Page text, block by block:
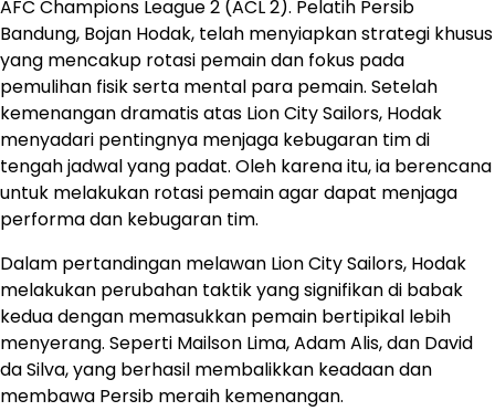
AFC Champions League 2 (ACL 2). Pelatih Persib
Bandung, Bojan Hodak, telah menyiapkan strategi khusus
yang mencakup rotasi pemain dan fokus pada
pemulihan fisik serta mental para pemain. Setelah
kemenangan dramatis atas Lion City Sailors, Hodak
menyadari pentingnya menjaga kebugaran tim di
tengah jadwal yang padat. Oleh karena itu, ia berencana
untuk melakukan rotasi pemain agar dapat menjaga
performa dan kebugaran tim.
Dalam pertandingan melawan Lion City Sailors, Hodak
melakukan perubahan taktik yang signifikan di babak
kedua dengan memasukkan pemain bertipikal lebih
menyerang. Seperti Mailson Lima, Adam Alis, dan David
da Silva, yang berhasil membalikkan keadaan dan
membawa Persib meraih kemenangan.